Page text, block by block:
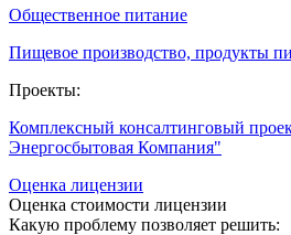
Общественное питание
Пищевое производство, продукты
Проекты:
Комплексный консалтинговый
Энергосбытовая Компания"
Оценка лицензии
Оценка стоимости лицензии
Какую проблему позволяет решить: